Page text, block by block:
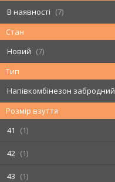
В наявності
7
Стан
Новий
7
Тип
Напівкомбінезон забродний
Розмір взуття
41
1
42 1
43 1